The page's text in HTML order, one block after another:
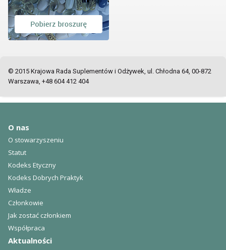
© 2015 Krajowa Rada Suplementów i Odżywek, ul. Chłodna 64, 00-872
Warszawa, +48 604 412 404
O nas
O stowarzyszeniu
Statut
Kodeks Etyczny
Kodeks Dobrych Praktyk
Władze
Członkowie
Jak zostać członkiem
Współpraca
Aktualności